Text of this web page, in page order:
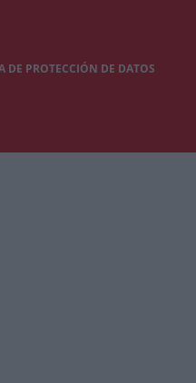
DE PROTECCIÓN DE DATOS